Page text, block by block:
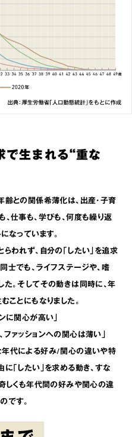
で生まれる“重な
齢との関係希薄化は､出産･子育
､仕事も､学びも､何度も繰り返
なっています。
らわれず､自分の｢したい｣を追求
士でも､ライフステージや､嗜
た。そしてその動きは同時に､年
ことにもなりました。
に関心が高い｣
ァッションへの関心は薄い｣
代による好み/関心の違いや特
に｢したい｣を求める動き､すな
しくも年代間の好みや関心の違
です。